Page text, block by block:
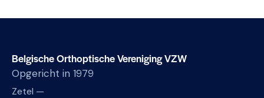
Belgische Orthoptische Vereniging VZW
Opgericht in 1979
Zetel —